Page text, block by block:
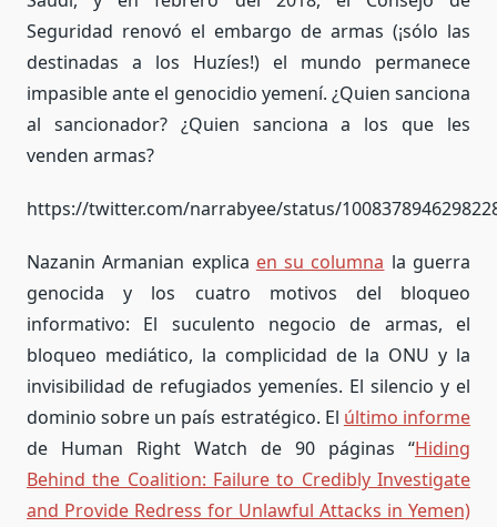
Seguridad renovó el embargo de armas (¡sólo las
destinadas a los Huzíes!) el mundo permanece
impasible ante el genocidio yemení. ¿Quien sanciona
al sancionador? ¿Quien sanciona a los que les
venden armas?
https://twitter.com/narrabyee/status/
Nazanin Armanian explica en su columna la guerra
genocida y los cuatro motivos del bloqueo
informativo: El suculento negocio de armas, el
bloqueo mediático, la complicidad de la ONU y la
invisibilidad de refugiados yemeníes. El silencio y el
dominio sobre un país estratégico. El último informe
de Human Right Watch de 90 páginas “Hiding
Behind the Coalition: Failure to Credibly Investigate
and Provide Redress for Unlawful Attacks in Yemen)